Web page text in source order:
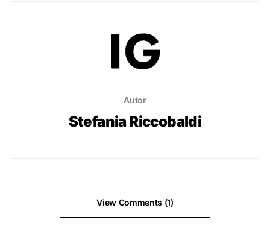
Autor
Stefania Riccobaldi
View Comments (1)